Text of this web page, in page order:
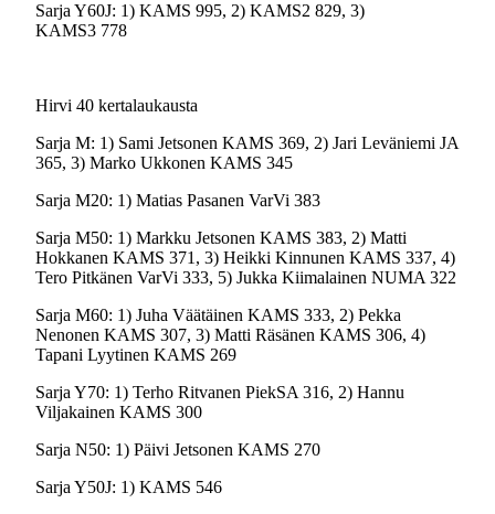
Sarja Y60J: 1) KAMS 995, 2) KAMS2 829, 3)
KAMS3 778
Hirvi 40 kertalaukausta
Sarja M: 1) Sami Jetsonen KAMS 369, 2) Jari Leväniemi JA
365, 3) Marko Ukkonen KAMS 345
Sarja M20: 1) Matias Pasanen VarVi 383
Sarja M50: 1) Markku Jetsonen KAMS 383, 2) Matti
Hokkanen KAMS 371, 3) Heikki Kinnunen KAMS 337, 4)
Tero Pitkänen VarVi 333, 5) Jukka Kiimalainen NUMA 322
Sarja M60: 1) Juha Väätäinen KAMS 333, 2) Pekka
Nenonen KAMS 307, 3) Matti Räsänen KAMS 306, 4)
Tapani Lyytinen KAMS 269
Sarja Y70: 1) Terho Ritvanen PiekSA 316, 2) Hannu
Viljakainen KAMS 300
Sarja N50: 1) Päivi Jetsonen KAMS 270
Sarja Y50J: 1) KAMS 546